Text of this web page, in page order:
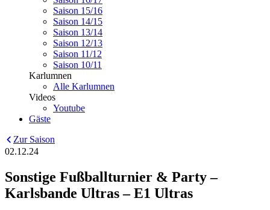
Saison 15/16
Saison 14/15
Saison 13/14
Saison 12/13
Saison 11/12
Saison 10/11
Karlumnen
Alle Karlumnen
Videos
Youtube
Gäste
Zur Saison
02.12.24
Sonstige Fußballturnier & Party –
Karlsbande Ultras – E1 Ultras